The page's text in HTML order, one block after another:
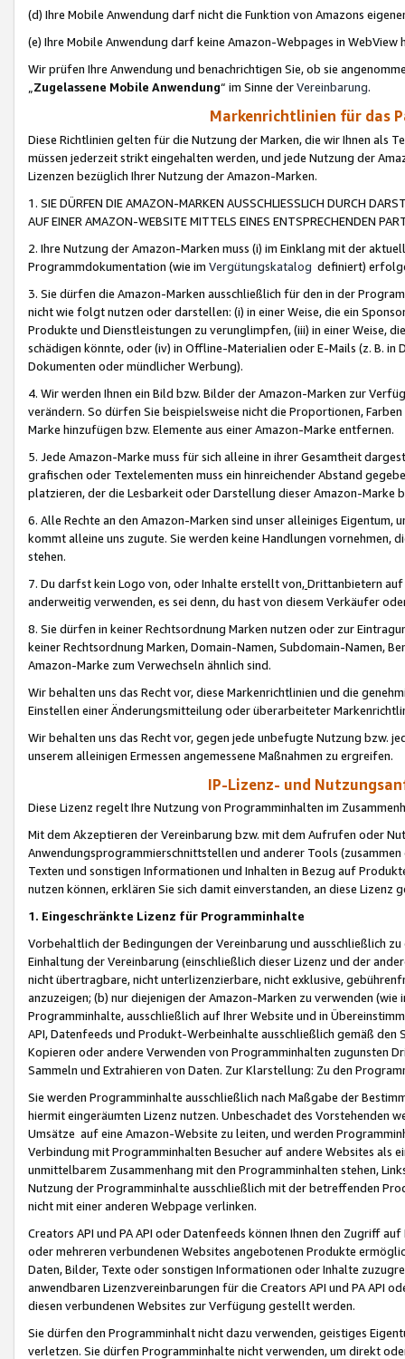
(d) Ihre Mobile Anwendung darf nicht die Funktion von Amazons
(e) Ihre Mobile Anwendung darf keine Amazon-Webpages in WebView
Wir prüfen Ihre Anwendung und benachrichtigen Sie, ob sie
„Zugelassene Mobile Anwendung“ im Sinne derVereinbarung.
Markenrichtlinien für das
Diese Richtlinien gelten für die Nutzung der Marken, die wir Ihnen als
müssen jederzeit strikt eingehalten werden, und jede Nutzung der
Lizenzen bezüglich Ihrer Nutzung der Amazon-Marken.
1. SIE DÜRFEN DIE AMAZON-MARKEN AUSSCHLIESSLICH DURCH
AUF EINER AMAZON-WEBSITE MITTELS EINES ENTSPRECHENDEN
2. Ihre Nutzung der Amazon-Marken muss (i) im Einklang mit der
Programmdokumentation (wie im Vergütungskatalog definiert)
3. Sie dürfen die Amazon-Marken ausschließlich für den in der
nicht wie folgt nutzen oder darstellen: (i) in einer Weise, die ein
Produkte und Dienstleistungen zu verunglimpfen, (iii) in einer Weise,
schädigen könnte, oder (iv) in Offline-Materialien oder E-Mails (z. B. in
Dokumenten oder mündlicher Werbung).
4. Wir werden Ihnen ein Bild bzw. Bilder der Amazon-Marken zur
verändern. So dürfen Sie beispielsweise nicht die Proportionen,
Marke hinzufügen bzw. Elemente aus einer Amazon-Marke entfernen.
5. Jede Amazon-Marke muss für sich alleine in ihrer Gesamtheit
grafischen oder Textelementen muss ein hinreichender Abstand
platzieren, der die Lesbarkeit oder Darstellung dieser Amazon-Marke
6. Alle Rechte an den Amazon-Marken sind unser alleiniges
kommt alleine uns zugute. Sie werden keine Handlungen vornehmen,
stehen.
7. Du darfst kein Logo von, oder Inhalte erstellt von,Drittanbietern auf
anderweitig verwenden, es sei denn, du hast von diesem Verkäufer
8. Sie dürfen in keiner Rechtsordnung Marken nutzen oder zur
keiner Rechtsordnung Marken, Domain-Namen, Subdomain-Namen,
Amazon-Marke zum Verwechseln ähnlich sind.
Wir behalten uns das Recht vor, diese Markenrichtlinien und die
Einstellen einer Änderungsmitteilung oder überarbeiteter
Wir behalten uns das Recht vor, gegen jede unbefugte Nutzung bzw.
unserem alleinigen Ermessen angemessene Maßnahmen zu ergreifen.
IP-Lizenz- und
Diese Lizenz regelt Ihre Nutzung von Programminhalten im
Mit dem Akzeptieren der Vereinbarung bzw. mit dem Aufrufen oder
Anwendungsprogrammierschnittstellen und anderer Tools (zusammen
Texten und sonstigen Informationen und Inhalten in Bezug auf
nutzen können, erklären Sie sich damit einverstanden, an diese Lizenz
1. Eingeschränkte Lizenz für Programminhalte
Vorbehaltlich der Bedingungen der Vereinbarung und ausschließlich
Einhaltung der Vereinbarung (einschließlich dieser Lizenz und der
nicht übertragbare, nicht unterlizenzierbare, nicht exklusive,
anzuzeigen; (b) nur diejenigen der Amazon-Marken zu verwenden
Programminhalte, ausschließlich auf Ihrer Website und in
API, Datenfeeds und Produkt-Werbeinhalte ausschließlich gemäß
Kopieren oder andere Verwenden von Programminhalten zugunsten
Sammeln und Extrahieren von Daten. Zur Klarstellung: Zu den
Sie werden Programminhalte ausschließlich nach Maßgabe der
hiermit eingeräumten Lizenz nutzen. Unbeschadet des Vorstehenden
Umsätze auf eine Amazon-Website zu leiten, und werden
Verbindung mit Programminhalten Besucher auf andere Websites als
unmittelbarem Zusammenhang mit den Programminhalten stehen,
Nutzung der Programminhalte ausschließlich mit der betreffenden
nicht mit einer anderen Webpage verlinken.
Creators API und PA API oder Datenfeeds können Ihnen den Zugriff
oder mehreren verbundenen Websites angebotenen Produkte
Daten, Bilder, Texte oder sonstigen Informationen oder Inhalte
anwendbaren Lizenzvereinbarungen für die Creators API und PA API
diesen verbundenen Websites zur Verfügung gestellt werden.
Sie dürfen den Programminhalt nicht dazu verwenden, geistiges
verletzen. Sie dürfen Programminhalte nicht verwenden, um direkt